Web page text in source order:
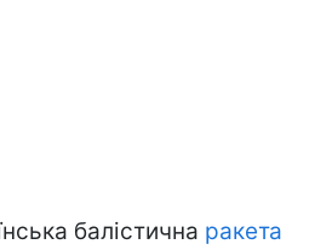
балістична ракета